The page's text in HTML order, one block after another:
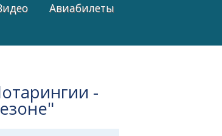
Авиабилеты
-